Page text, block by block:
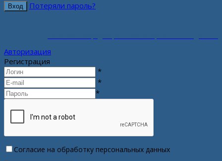
Потеряли пароль?
Авторизация
Регистрация
*
*
*
Согласие на обработку персональных данных